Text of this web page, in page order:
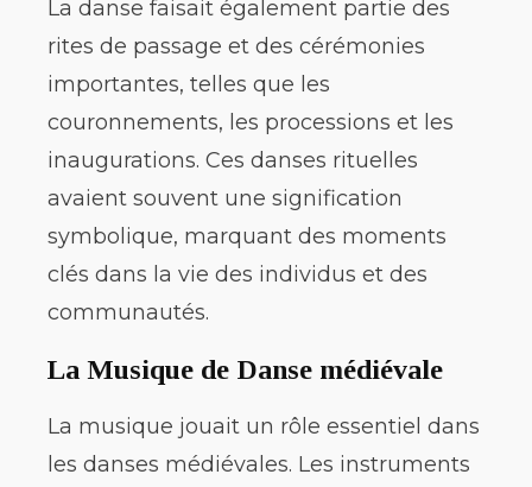
La danse faisait également partie des
rites de passage et des cérémonies
importantes, telles que les
couronnements, les processions et les
inaugurations. Ces danses rituelles
avaient souvent une signification
symbolique, marquant des moments
clés dans la vie des individus et des
communautés.
La Musique de Danse médiévale
La musique jouait un rôle essentiel dans
les danses médiévales. Les instruments